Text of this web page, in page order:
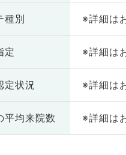
種別 ※詳細は
定 ※詳細は
定状況 ※詳細は
平均来院数 ※詳細は